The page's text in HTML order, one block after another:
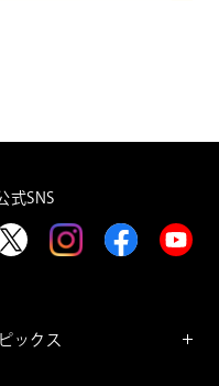
式SNS
ピックス